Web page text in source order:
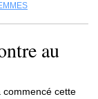
au
commencé cette